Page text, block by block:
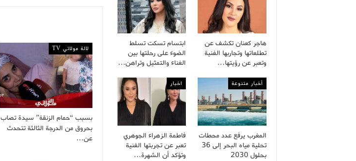
لالة مولاتي TV
بسبب “حمام الزنقة” سيدة تصاب
بحروق من الدرجة الثالثة تتحدث
عن…
هاجر كعنان تكشف عن
تطلعاتها وتجاربها الفنية
وتعبر عن رؤيتها…
ابتسام تسكت تسلط
الضوء على رحلتها بين
الغناء والتمثيل وتراهن…
أخبار متنوعة
المغرب يرفع عدد محطات
تحلية مياه البحر إلى 36
بحلول 2030
اخبار
فاطمة الزهراء الجوهري
تعبر عن تجربتها الفنية
وتؤكد أن الشهرة…